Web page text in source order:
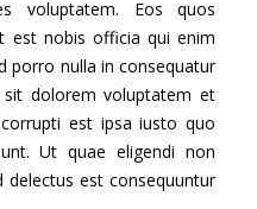
voluptatem. Eos quos
est nobis officia qui enim
porro nulla in consequatur
dolorem voluptatem et
est ipsa iusto quo
Ut quae eligendi non
est consequuntur